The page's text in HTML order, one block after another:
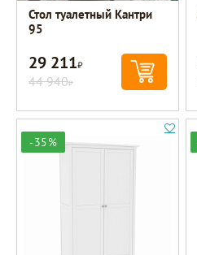
Стол туалетный Кантри
95
29 211Р
44 940Р
-35%